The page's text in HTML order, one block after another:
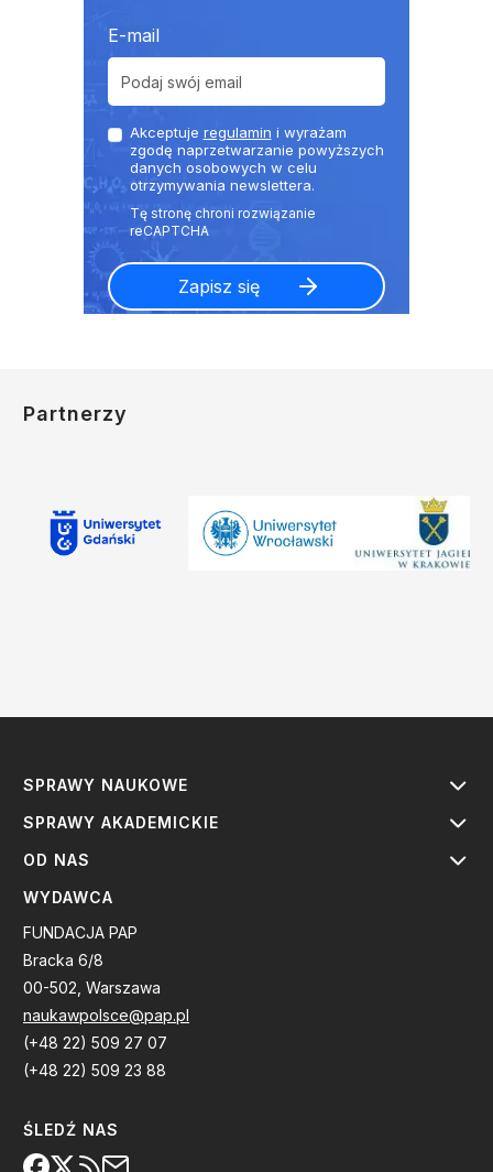
E-mail
Akceptuje regulamin i wyrażam
zgodę naprzetwarzanie powyższych
danych osobowych w celu
otrzymywania newslettera.
Partnerzy
SPRAWY NAUKOWE
SPRAWY AKADEMICKIE
OD NAS
WYDAWCA
FUNDACJA PAP
Bracka 6/8
00-502, Warszawa
naukawpolsce@pap.pl
(+48 22) 509 27 07
(+48 22) 509 23 88
ŚLEDŹ NAS